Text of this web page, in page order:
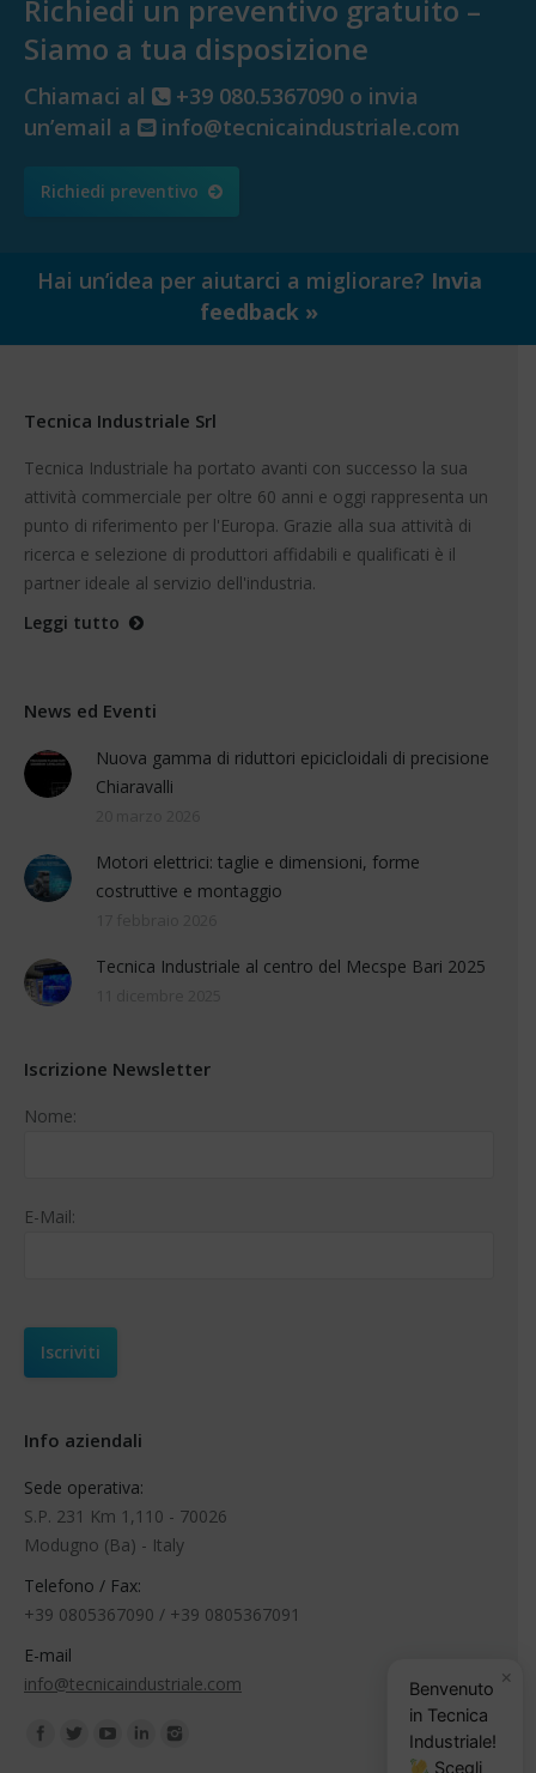
Richiedi un preventivo gratuito –
Siamo a tua disposizione
Chiamaci al
+39 080.5367090 o invia
un’email a
info@tecnicaindustriale.com
Richiedi preventivo
Hai un’idea per aiutarci a migliorare? Invia
feedback »
Tecnica Industriale Srl
Tecnica Industriale ha portato avanti con successo la sua
attività commerciale per oltre 60 anni e oggi rappresenta un
punto di riferimento per l'Europa. Grazie alla sua attività di
ricerca e selezione di produttori affidabili e qualificati è il
partner ideale al servizio dell'industria.
Leggi tutto
News ed Eventi
Nuova gamma di riduttori epicicloidali di precisione
Chiaravalli
Motori elettrici: taglie e dimensioni, forme
costruttive e montaggio
Tecnica Industriale al centro del Mecspe Bari 2025
Iscrizione Newsletter
Nome:
E-Mail:
Info aziendali
Sede operativa:
S.P. 231 Km 1,110 - 70026
Modugno (Ba) - Italy
Telefono / Fax:
+39 0805367090 / +39 0805367091
E-mail
info@tecnicaindustriale.com
Find us on:
×
Benvenuto
in Tecnica
Industriale!
Scegli